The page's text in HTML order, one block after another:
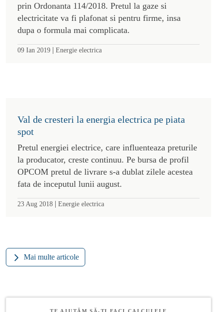
prin Ordonanta 114/2018. Pretul la gaze si
electricitate va fi plafonat si pentru firme, insa
dupa o formula mai complicata.
09 Ian 2019 | Energie electrica
Val de cresteri la energia electrica pe piata
spot
Pretul energiei electrice, care influenteaza preturile
la producator, creste continuu. Pe bursa de profil
OPCOM pretul de livrare s-a dublat zilele acestea
fata de inceputul lunii august.
23 Aug 2018 | Energie electrica
Mai multe articole